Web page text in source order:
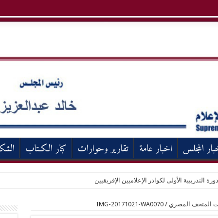
المجلس اخبار عامة تقارير وحوارات كبار الكـتاب
التدريبية الأولى لكوادر الإعلاميين الإفريقيين
المتحف المصري /
IMG-20171021-WA0070